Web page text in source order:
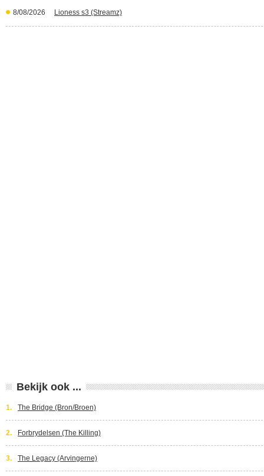
8/08/2026 Lioness s3 (Streamz)
Bekijk ook ...
1. The Bridge (Bron/Broen)
2. Forbrydelsen (The Killing)
3. The Legacy (Arvingerne)